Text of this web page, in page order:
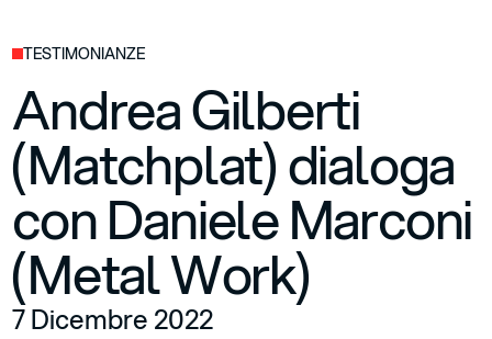
TESTIMONIANZE
Andrea Gilberti
(Matchplat) dialoga
con Daniele Marconi
(Metal Work)
7 Dicembre 2022